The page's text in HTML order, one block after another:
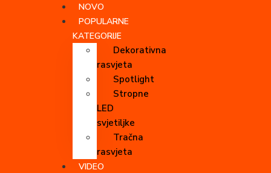
NOVO
POPULARNE
KATEGORIJE
Dekorativna
rasvjeta
Spotlight
Stropne
LED
svjetiljke
Tračna
rasvjeta
VIDEO